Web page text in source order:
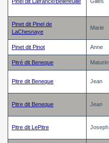
Pinet dit Pinel de
LaChesnaye
Marie
Pinet dit Pinot Anne
Pitré dit Beneque Maturin
Pitre dit Beneque Jean
Pitre dit Beneque Jean
Pitre dit LePitre Joseph